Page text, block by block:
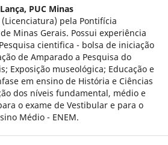
PUC Minas
pela Pontifícia
Minas Gerais. Possui experiência
cientifica - bolsa de iniciação
de Amparado a Pesquisa do
Exposição museológica; Educação e
em ensino de História e Ciências
dos níveis fundamental, médio e
o exame de Vestibular e para o
Médio - ENEM.